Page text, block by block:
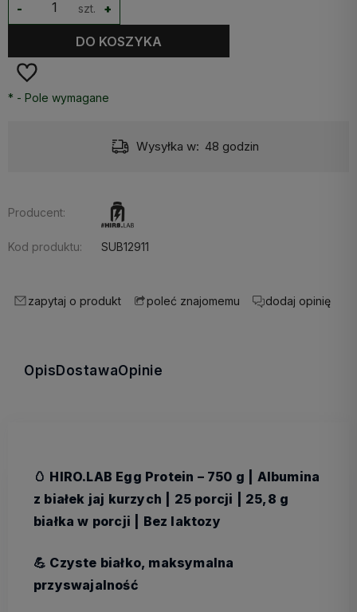
szt. +
-
DO KOSZYKA
* - Pole wymagane
Wysyłka w: 48 godzin
Producent:
Kod produktu: SUB12911
zapytaj o produkt poleć znajomemu dodaj opinię
OpisDostawaOpinie
🥚 HIRO.LAB Egg Protein – 750 g | Albumina
z białek jaj kurzych | 25 porcji | 25,8 g
białka w porcji | Bez laktozy
💪 Czyste białko, maksymalna
przyswajalność